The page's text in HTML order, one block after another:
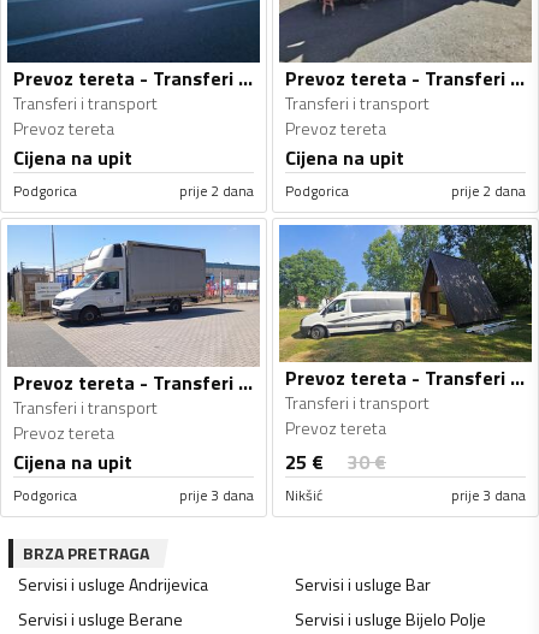
Prevoz tereta - Transferi i transport
Transferi i transport
Prevoz tereta
Cijena na upit
Podgorica prije 2 dana
Prevoz tereta - Transferi i transport
Transferi i transport
Prevoz tereta
Cijena na upit
Podgorica prije 2 dana
Prevoz tereta - Transferi i transport
Transferi i transport
Prevoz tereta
Cijena na upit
Podgorica prije 3 dana
Prevoz tereta - Transferi i transport
Transferi i transport
Prevoz tereta
25 € 30€
Nikšić prije 3 dana
BRZA PRETRAGA
Servisi i uslugeAndrijevica Servisi i uslugeBar
Servisi i uslugeBerane Servisi i uslugeBijelo Polje